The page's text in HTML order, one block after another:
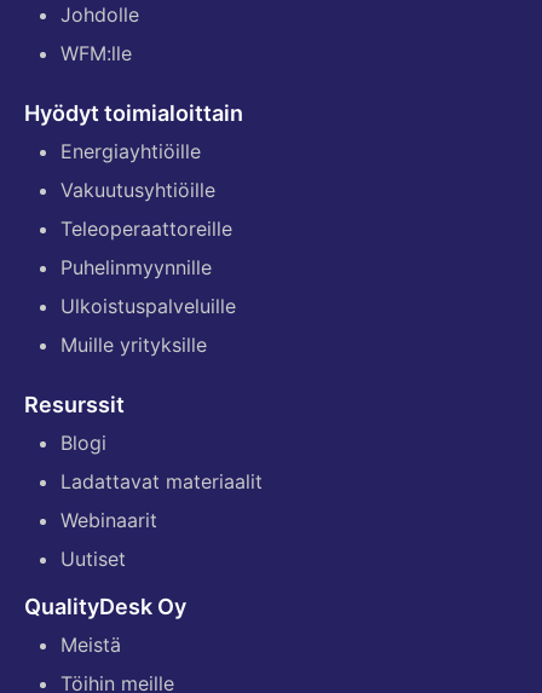
Johdolle
WFM:lle
Hyödyt toimialoittain
Energiayhtiöille
Vakuutusyhtiöille
Teleoperaattoreille
Puhelinmyynnille
Ulkoistuspalveluille
Muille yrityksille
Resurssit
Blogi
Ladattavat materiaalit
Webinaarit
Uutiset
QualityDesk Oy
Meistä
Töihin meille